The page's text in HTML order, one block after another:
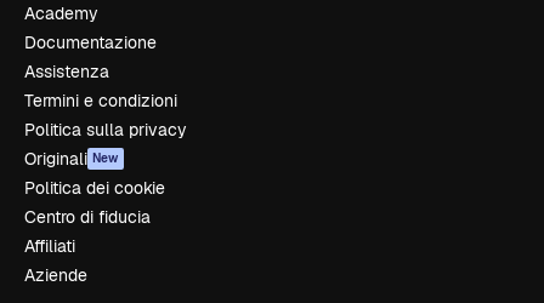
Academy
Documentazione
Assistenza
Termini e condizioni
Politica sulla privacy
Originali New
Politica dei cookie
Centro di fiducia
Affiliati
Aziende